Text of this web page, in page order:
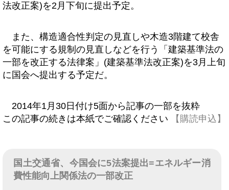
法改正案)を2月下旬に提出予定。
また、構造適合性判定の見直しや木造3階建て校舎
を可能にする規制の見直しなどを行う「建築基準法の
一部を改正する法律案」(建築基準法改正案)を3月上旬
に国会へ提出する予定だ。
2014年1月30日付け5面から記事の一部を抜粋
この記事の続きは本紙でご確認ください
【購読申込】
国土交通省、今国会に5法案提出=エネルギー消
費性能向上関係法の一部改正